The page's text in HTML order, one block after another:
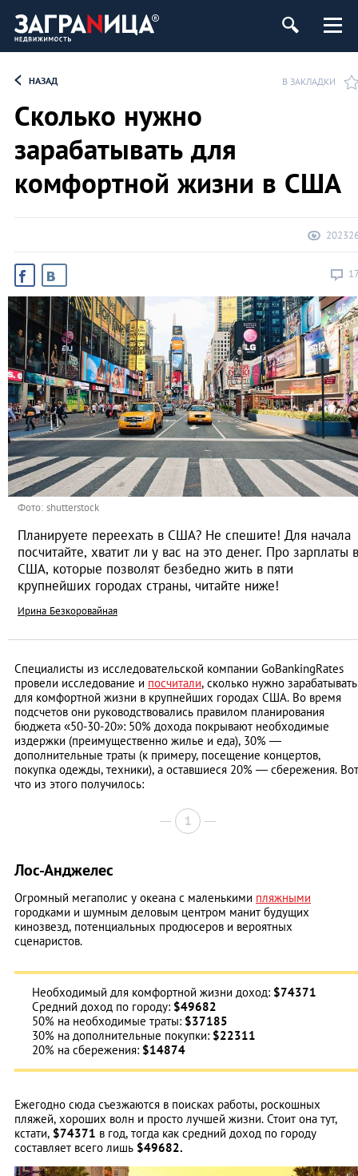
НАЗАД В ЗАКЛАДКИ
Сколько нужно
зарабатывать для
комфортной жизни в США
Фото: shutterstock
Планируете переехать в США? Не спешите! Для начала
посчитайте, хватит ли у вас на это денег. Про зарплаты в
США, которые позволят безбедно жить в пяти
крупнейших городах страны, читайте ниже!
Ирина Безкоровайная
Специалисты из исследовательской компании GoBankingRates
провели исследование и посчитали, сколько нужно зарабатывать
для комфортной жизни в крупнейших городах США. Во время
подсчетов они руководствовались правилом планирования
бюджета «50-30-20»: 50% дохода покрывают необходимые
издержки (преимущественно жилье и еда), 30% —
дополнительные траты (к примеру, посещение концертов,
покупка одежды, техники), а оставшиеся 20% — сбережения. Вот
что из этого получилось:
1
Лос-Анджелес
Огромный мегаполис у океана с маленькими пляжными
городками и шумным деловым центром манит будущих
кинозвезд, потенциальных продюсеров и вероятных
сценаристов.
Необходимый для комфортной жизни доход: $74371
Средний доход по городу: $49682
50% на необходимые траты: $37185
30% на дополнительные покупки: $22311
20% на сбережения: $14874
Ежегодно сюда съезжаются в поисках работы, роскошных
пляжей, хороших волн и просто лучшей жизни. Стоит она тут,
кстати, $74371 в год, тогда как средний доход по городу
составляет всего лишь $49682.